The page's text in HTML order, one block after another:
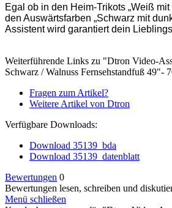
Egal ob in den Heim-Trikots „Weiß
den Auswärtsfarben „Schwarz mit
Assistent wird garantiert dein
Weiterführende Links zu "Dtron Video-
Schwarz / Walnuss Fernsehstandfuß 49"-
Fragen zum Artikel?
Weitere Artikel von Dtron
Verfügbare Downloads:
Download 35139_bda
Download 35139_datenblatt
Bewertungen 0
Bewertungen lesen, schreiben und
Menü schließen